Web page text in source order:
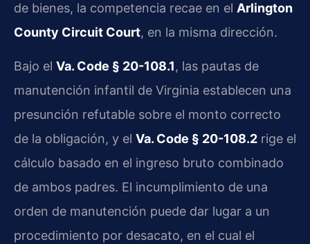
de bienes, la competencia recae en el Arlington
County Circuit Court, en la misma dirección.
Bajo el Va. Code § 20-108.1, las pautas de
manutención infantil de Virginia establecen una
presunción refutable sobre el monto correcto
de la obligación, y el Va. Code § 20-108.2 rige el
cálculo basado en el ingreso bruto combinado
de ambos padres. El incumplimiento de una
orden de manutención puede dar lugar a un
procedimiento por desacato, en el cual el